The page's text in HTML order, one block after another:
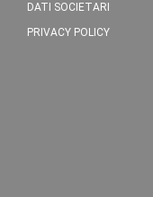
DATI SOCIETARI
PRIVACY POLICY